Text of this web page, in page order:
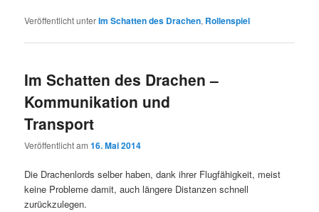
Veröffentlicht unterIm Schatten des Drachen, Rollenspiel
Im Schatten des Drachen –
Kommunikation und
Transport
Veröffentlicht am16. Mai 2014
Die Drachenlords selber haben, dank ihrer Flugfähigkeit, meist
keine Probleme damit, auch längere Distanzen schnell
zurückzulegen.